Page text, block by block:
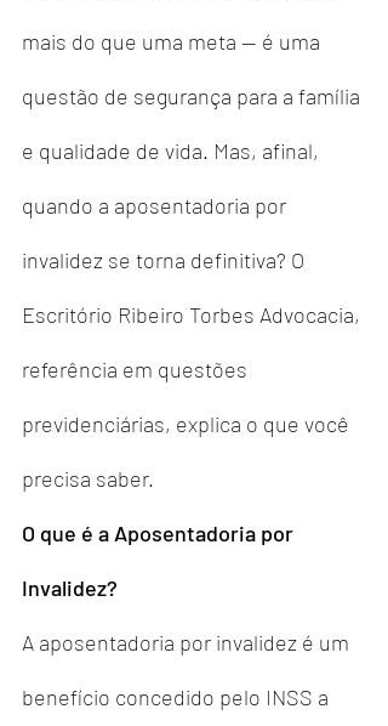
mais do que uma meta — é uma
questão de segurança para a família
e qualidade de vida. Mas, afinal,
quando a aposentadoria por
invalidez se torna definitiva? O
Escritório Ribeiro Torbes Advocacia,
referência em questões
previdenciárias, explica o que você
precisa saber.
O que é a Aposentadoria por
Invalidez?
A aposentadoria por invalidez é um
benefício concedido pelo INSS a